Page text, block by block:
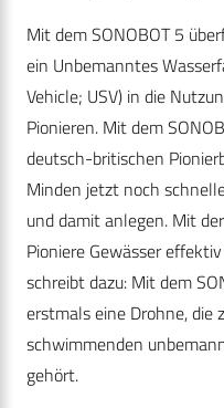
Mit dem SONOBOT 5
ein Unbemanntes
Vehicle; USV) in die
Pionieren. Mit dem
deutsch-britischen
Minden jetzt noch
und damit anlegen. Mit
Pioniere Gewässer
schreibt dazu: Mit dem
erstmals eine Drohne, die
schwimmenden
gehört.